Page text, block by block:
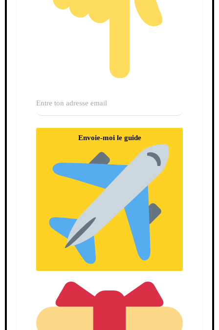
Envoie-moi le guide